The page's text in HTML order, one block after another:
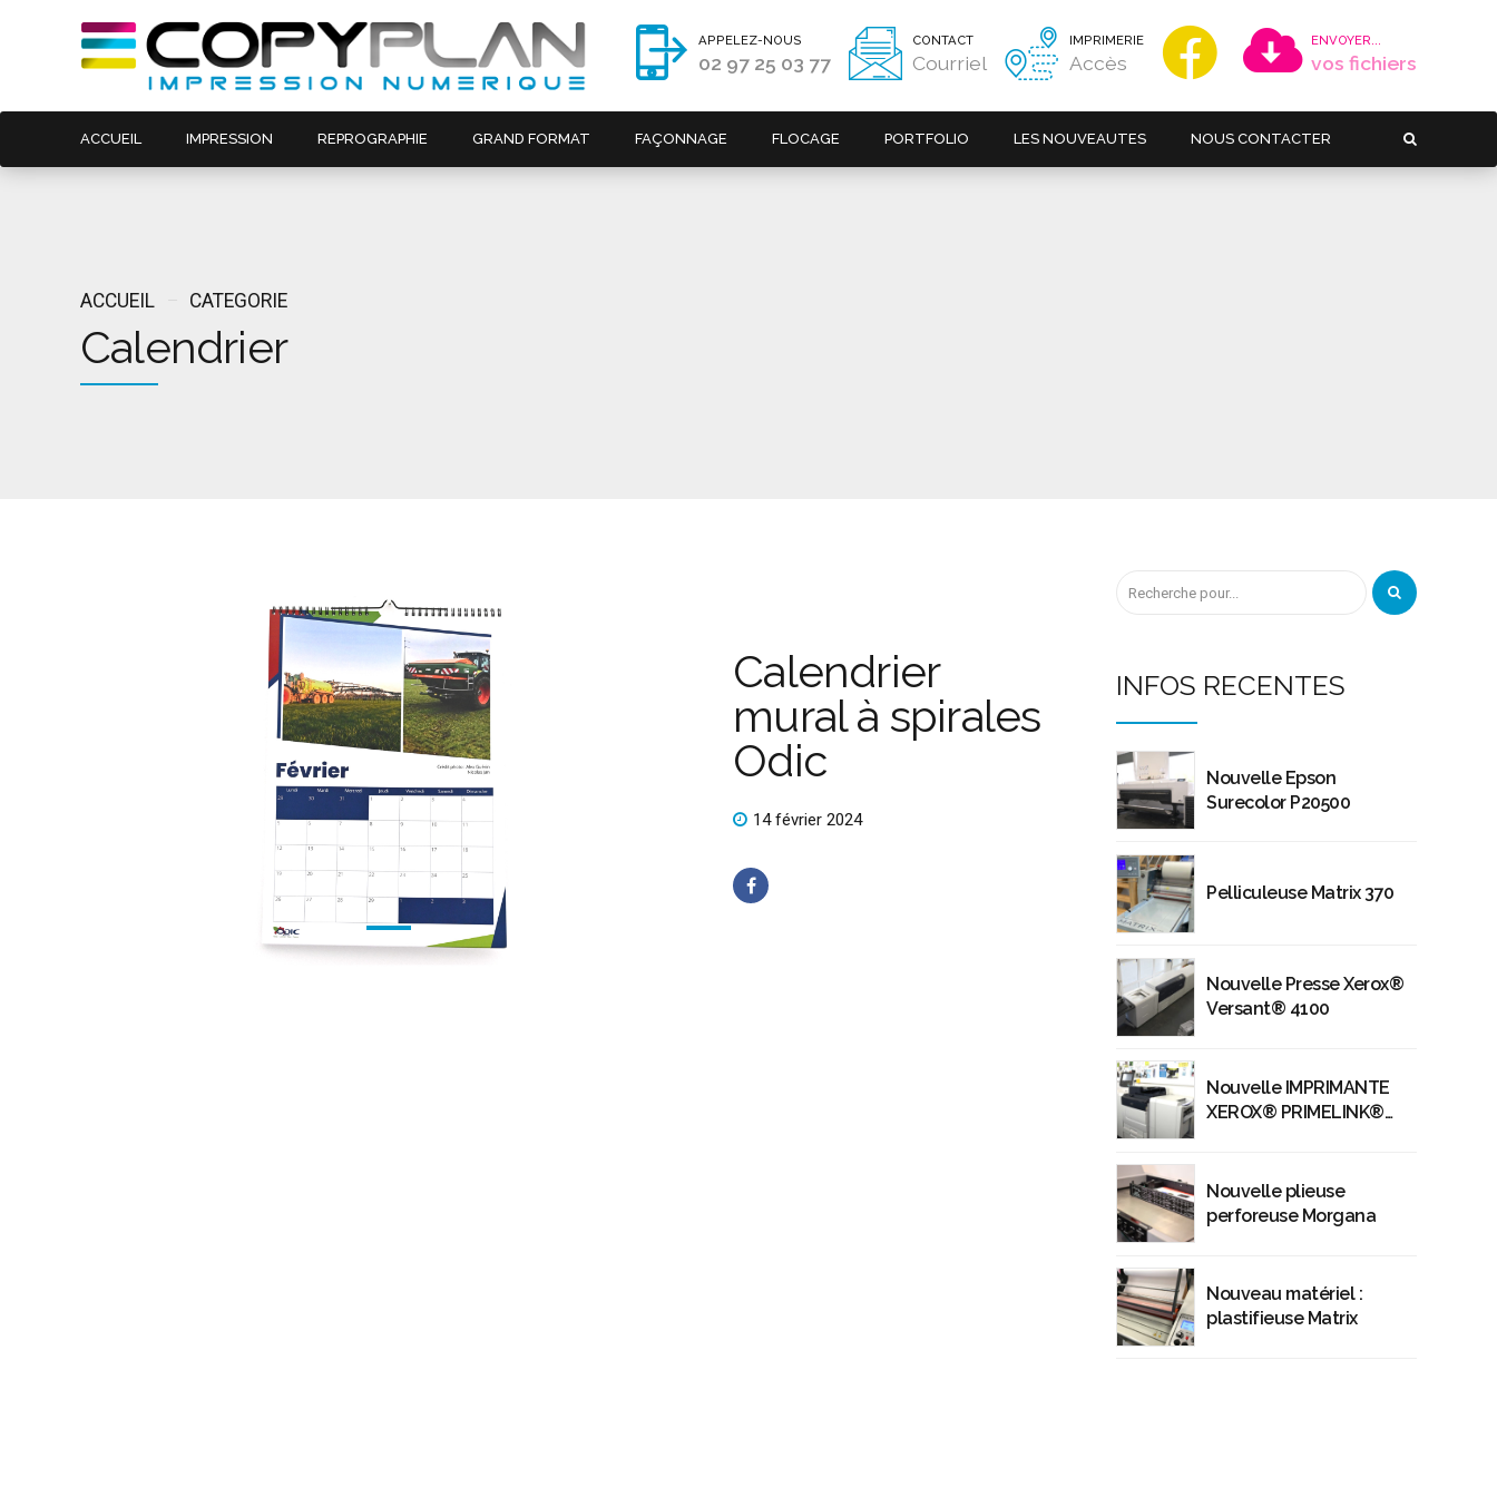
ENVOYER...
vos fichiers
IMPRIMERIE
Accès
CONTACT
Courriel
APPELEZ-NOUS
02 97 25 03 77
ACCUEIL IMPRESSION REPROGRAPHIE GRAND FORMAT FAÇONNAGE FLOCAGE PORTFOLIO LES NOUVEAUTES NOUS CONTACTER
ACCUEIL CATEGORIE
Calendrier
Calendrier
mural à spirales
Odic
14 février 2024
INFOS RECENTES
Nouvelle Epson
Surecolor P20500
Pelliculeuse Matrix 370
Nouvelle Presse Xerox®
Versant® 4100
Nouvelle IMPRIMANTE
XEROX® PRIMELINK®
Nouvelle plieuse
perforeuse Morgana
Nouveau matériel :
plastifieuse Matrix